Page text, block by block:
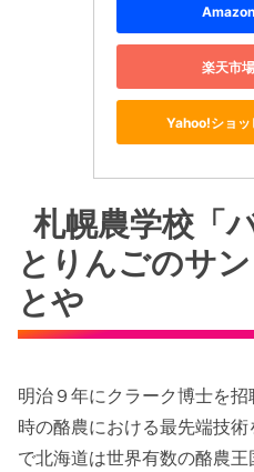
楽天市
Yahoo!ショッ
札幌農学校「
とりんごのサ
とや
明治９年にクラーク博士を
時の酪農における最先端技
で北海道は世界有数の酪農